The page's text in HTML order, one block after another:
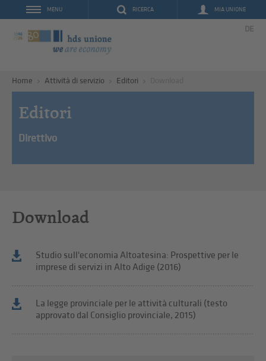
RICERCA MIA UNIONE
MENU
DE
Home Attività di servizio Editori
Editori
Direttivo
Download
Studio sull'economia Altoatesina: Prospettive per le
imprese di servizi in Alto Adige (2016)
La legge provinciale per le attività culturali (testo
approvato dal Consiglio provinciale, 2015)